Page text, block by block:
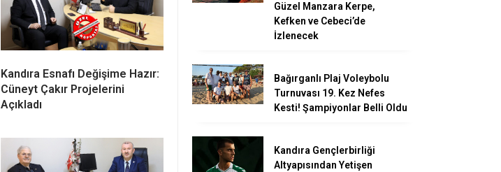
Kandıra Esnafı Değişime Hazır:
Cüneyt Çakır Projelerini
Açıkladı
Güzel Manzara Kerpe,
Kefken ve Cebeci’de
İzlenecek
Bağırganlı Plaj Voleybolu
Turnuvası 19. Kez Nefes
Kesti! Şampiyonlar Belli Oldu
Kandıra Gençlerbirliği
Altyapısından Yetişen